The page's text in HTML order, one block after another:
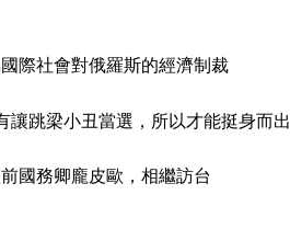
際社會對俄羅斯的經濟制裁
讓跳梁小丑當選，所以才能挺身而出
國務卿龐皮歐，相繼訪台